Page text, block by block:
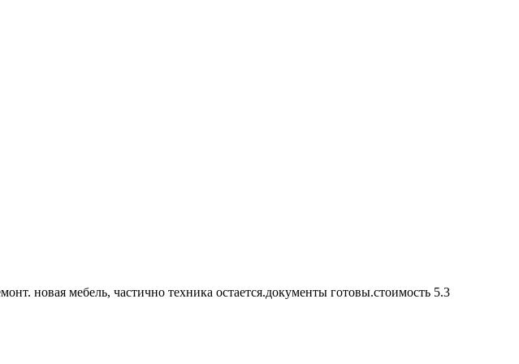
новая мебель, частично техника остается.документы готовы.стоимость 5.3